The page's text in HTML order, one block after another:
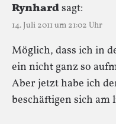
Rynhardsagt:
14. Juli 2011 um 21:02 Uhr
Möglich, dass ich in
ein nicht ganz so
Aber jetzt habe ich
beschäftigen sich am